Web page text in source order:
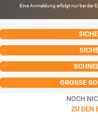
Eine Anmeldung erfolgt nur bei der
GROSSE
NOCH
ZU DEN